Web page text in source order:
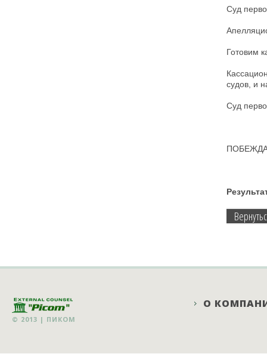
Суд
Готовим
судов, и
Суд
О
© 2013 | ПИКОМ